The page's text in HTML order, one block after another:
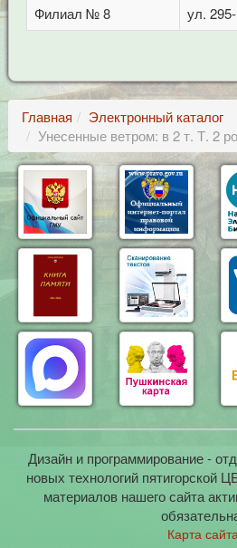
Филиал № 8 ул.
Главная
Электронный каталог
Унесенные ветром: в 2 т. Т. 2
Дизайн и программирование -
новых технологий пятигорской
материалов нашего сайта
Карта